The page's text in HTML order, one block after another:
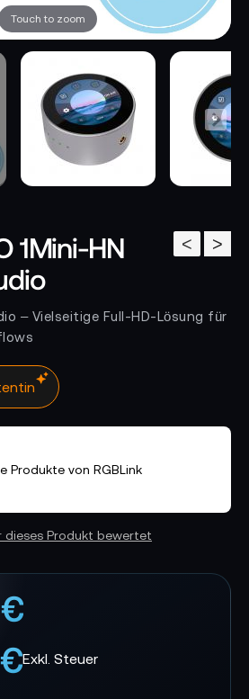
Touch to zoom
>
<
1Mini-HN
– Vielseitige Full-HD-Lösung für
Produkte von RGBLink
dieses Produkt bewertet